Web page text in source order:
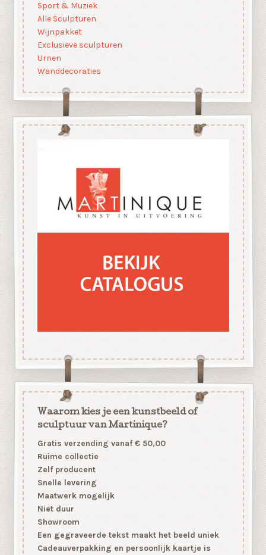
Sport & Muziek
Alle Sculpturen
Wijnpakket
Exclusieve sculpturen
Urnen
Wanddecoraties
Waarom kies je een kunstbeeld of
sculptuur van Martinique?
Gratis verzending vanaf € 50,00
Ruime collectie
Zelf producent
Snelle levering
Maatwerk mogelijk
Niet duur
Showroom
Een gegraveerde tekst maakt het beeld uniek
Cadeauverpakking en persoonlijk kaartje is